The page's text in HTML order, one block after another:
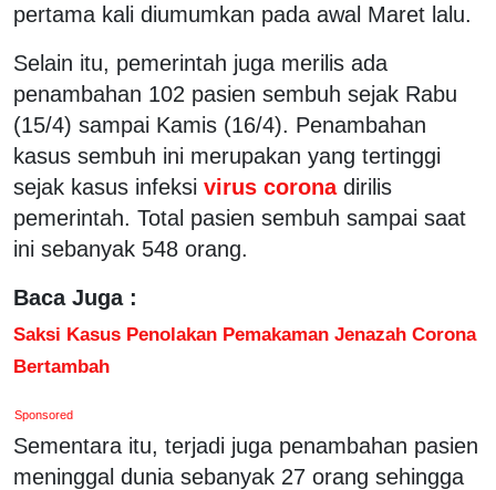
pertama kali diumumkan pada awal Maret lalu.
Selain itu, pemerintah juga merilis ada
penambahan 102 pasien sembuh sejak Rabu
(15/4) sampai Kamis (16/4). Penambahan
kasus sembuh ini merupakan yang tertinggi
sejak kasus infeksi virus corona dirilis
pemerintah. Total pasien sembuh sampai saat
ini sebanyak 548 orang.
Baca Juga :
Saksi Kasus Penolakan Pemakaman Jenazah Corona
Bertambah
Sponsored
Sementara itu, terjadi juga penambahan pasien
meninggal dunia sebanyak 27 orang sehingga